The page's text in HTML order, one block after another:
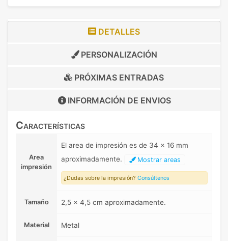
DETALLES
PERSONALIZACIÓN
PRÓXIMAS ENTRADAS
INFORMACIÓN DE ENVIOS
Características
Area
impresión
El area de impresión es de 34 x 16 mm
aproximadamente.
Mostrar areas
¿Dudas sobre la impresión? Consúltenos
Tamaño 2,5 x 4,5 cm aproximadamente.
Material Metal